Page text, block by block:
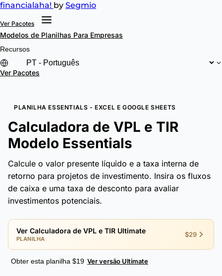
financialaha! by Segmio
Ver Pacotes
Modelos de Planilhas Para Empresas
Recursos
Ver Pacotes
PLANILHA ESSENTIALS - EXCEL E GOOGLE SHEETS
Calculadora de VPL e TIR
Modelo Essentials
Calcule o valor presente líquido e a taxa interna de
retorno para projetos de investimento. Insira os fluxos
de caixa e uma taxa de desconto para avaliar
investimentos potenciais.
Ver Calculadora de VPL e TIR Ultimate
PLANILHA
$29
Obter esta planilha $19 Ver versão Ultimate